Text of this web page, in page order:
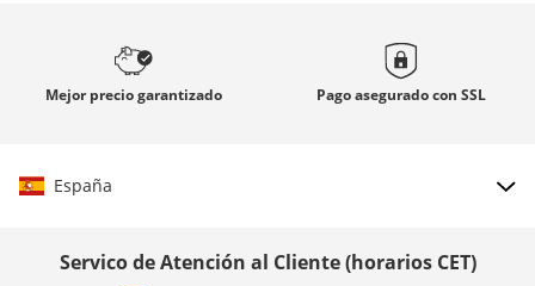
Mejor preciogarantizado Pago asegurado con SSL
España
Servico de Atención al Cliente (horarios CET)